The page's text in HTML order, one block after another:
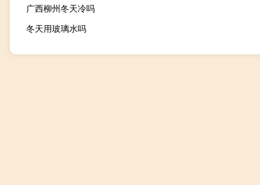
广西柳州冬天冷吗
冬天用玻璃水吗